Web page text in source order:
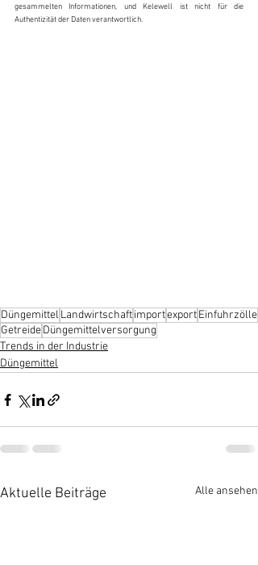
gesammelten Informationen, und Kelewell ist nicht für die
Authentizität der Daten verantwortlich.
Düngemittel LandwirtschaftimportexportEinfuhrzölle
GetreideDüngemittelversorgung
Trends in der Industrie
Düngemittel
Aktuelle Beiträge Alle ansehen